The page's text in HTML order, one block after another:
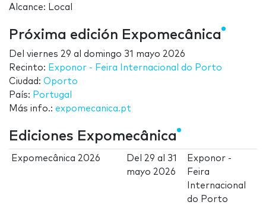
Alcance: Local
Próxima edición Expomecânica
Del viernes 29 al domingo 31 mayo 2026
Recinto: Exponor - Feira Internacional do Porto
Ciudad: Oporto
País: Portugal
Más info.: expomecanica.pt
Ediciones Expomecânica
Expomecânica 2026 Del 29 al 31
mayo 2026
Exponor -
Feira
Internacional
do Porto